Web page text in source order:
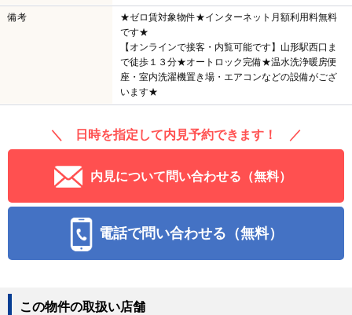
備考
★ゼロ賃対象物件★インターネット月額利用料無料
です★
【オンラインで接客・内覧可能です】山形駅西口ま
で徒歩１３分★オートロック完備★温水洗浄暖房便
座・室内洗濯機置き場・エアコンなどの設備がござ
います★
＼ 日時を指定して内見予約できます！ ／
内見について問い合わせる（無料）
電話で問い合わせる（無料）
この物件の取扱い店舗